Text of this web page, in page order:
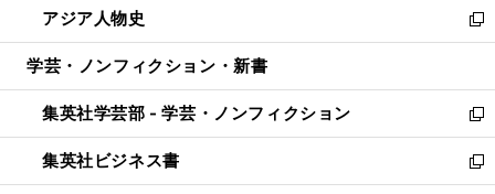
く
で
開
ド
ウ
開
く
ィ
ン
ウ
で
開
く
い
ウ
ン
ド
ウ
で
開
アジア人物史
新
し
ウ
ィ
ン
ド
ウ
学芸・ノンフィクション・新書
集英社学芸部 - 学芸・ノンフィクション
新
し
い
ウ
集英社ビジネス書
新
し